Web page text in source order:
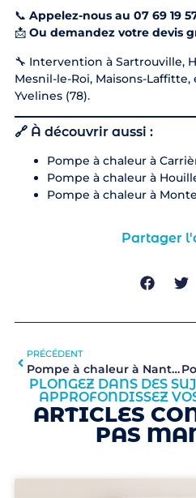
📞 Appelez-nous au 07 69 19
📩 Ou demandez votre devis
🔧 Intervention à Sartrouville,
Mesnil-le-Roi, Maisons-
Yvelines (78).
🔗 À découvrir aussi :
Pompe à chaleur à
Pompe à chaleur à
Pompe à chaleur à
Partager
PRÉCÉDENT
Pompe à chaleur à Nanterre (92000) : installation, conseils et aides
PLONGEZ DANS DES
APPROFONDISSEZ
ARTICLES
PAS